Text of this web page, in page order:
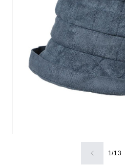
1/の
13